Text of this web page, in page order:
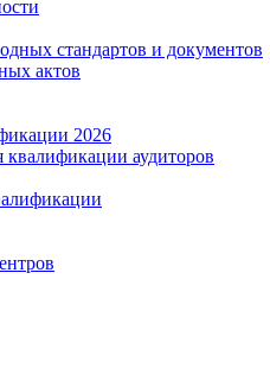
стандартов и документов
актов
2026
аудиторов